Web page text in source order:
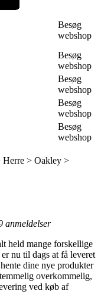
Besøg
webshop
Besøg
webshop
Besøg
webshop
Besøg
webshop
Besøg
webshop
> Oakley >
anmeldelser
held mange forskellige
nu til dags at få leveret
dine nye produkter
overkommelig,
ved køb af